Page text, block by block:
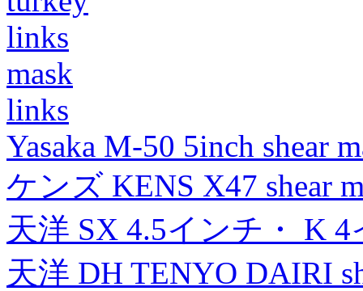
links
mask
links
Yasaka M-50 5inch shear
ケンズ KENS X47 shear
天洋 SX 4.5インチ・ K
天洋 DH TENYO DAIRI